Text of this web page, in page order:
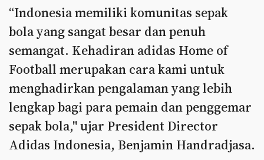
“Indonesia memiliki komunitas sepak
bola yang sangat besar dan penuh
semangat. Kehadiran adidas Home of
Football merupakan cara kami untuk
menghadirkan pengalaman yang lebih
lengkap bagi para pemain dan penggemar
sepak bola," ujar President Director
Adidas Indonesia, Benjamin Handradjasa.